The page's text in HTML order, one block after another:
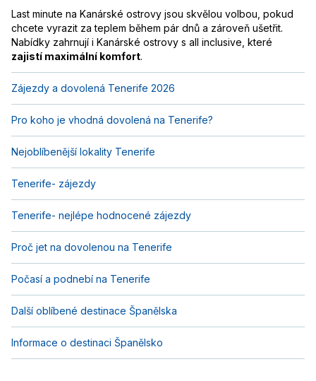
Last minute na Kanárské ostrovy jsou skvělou volbou, pokud
chcete vyrazit za teplem během pár dnů a zároveň ušetřit.
Nabídky zahrnují i Kanárské ostrovy s all inclusive, které
zajistí maximální komfort.
Zájezdy a dovolená Tenerife 2026
Pro koho je vhodná dovolená na Tenerife?
Nejoblíbenější lokality Tenerife
Tenerife- zájezdy
Tenerife- nejlépe hodnocené zájezdy
Proč jet na dovolenou na Tenerife
Počasí a podnebí na Tenerife
Další oblíbené destinace Španělska
Informace o destinaci Španělsko